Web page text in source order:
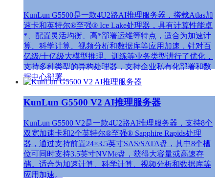
KunLun G5500是一款4U2路AI推理服务器，搭载Atlas加
速卡和英特尔®至强® Ice Lake处理器，具有计算性能卓
*、配置灵活均衡、高*部署运维等特点，适合为加速计
算、科学计算、视频分析和数据库等应用加速，针对百
亿级/十亿级大模型推理、训练等业务类型进行了优化，
支持多种类型的异构处理器，支持企业私有化部署和数
据中心部署。
KunLun G5500 V2 AI推理服务器
KunLun G5500 V2是一款4U2路AI推理服务器，支持8个
双宽加速卡和2个英特尔®至强® Sapphire Rapids处理
器，通过支持前置24×3.5英寸SAS/SATA盘，其中8个槽
位可同时支持3.5英寸NVMe盘，获得大容量或高速存
储。适合为加速计算、科学计算、视频分析和数据库等
应用加速。